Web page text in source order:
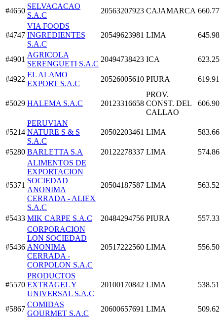
#4650
SELVACACAO
S.A.C
20563207923 CAJAMARCA 660.77
#4747
VIA FOODS
INGREDIENTES
S.A.C
20549623981 LIMA 645.98
#4901
AGRICOLA
SERENGUETI S.A.C
20494738423 ICA 623.25
#4922
EL ALAMO
EXPORT S.A.C
20526005610 PIURA 619.91
#5029 HALEMA S.A.C 20123316658
PROV.
CONST. DEL
CALLAO
606.90
#5214
PERUVIAN
NATURE S & S
S.A.C
20502203461 LIMA 583.66
#5280 BARLETTA S.A 20122278337 LIMA 574.86
#5371
ALIMENTOS DE
EXPORTACION
SOCIEDAD
ANONIMA
CERRADA - ALIEX
S.A.C
20504187587 LIMA 563.52
#5433 MIK CARPE S.A.C 20484294756 PIURA 557.33
#5436
CORPORACION
LON SOCIEDAD
ANONIMA
CERRADA -
CORPOLON S.A.C
20517222560 LIMA 556.50
#5570
PRODUCTOS
EXTRAGEL Y
UNIVERSAL S.A.C
20100170842 LIMA 538.51
#5867
COMIDAS
GOURMET S.A.C
20600657691 LIMA 509.62